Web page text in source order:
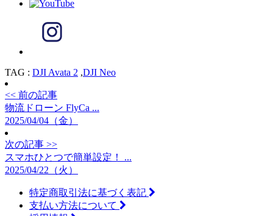
TAG : DJI Avata 2 ,DJI Neo
<< 前の記事
物流ドローン FlyCa ...
2025/04/04（金）
次の記事 >>
スマホひとつで簡単設定！ ...
2025/04/22（火）
特定商取引法に基づく表記
支払い方法について